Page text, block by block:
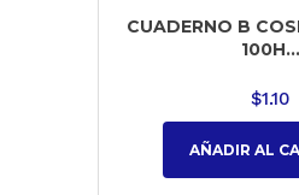
CUADERNO B
100H...
$1.10
AÑADIR AL